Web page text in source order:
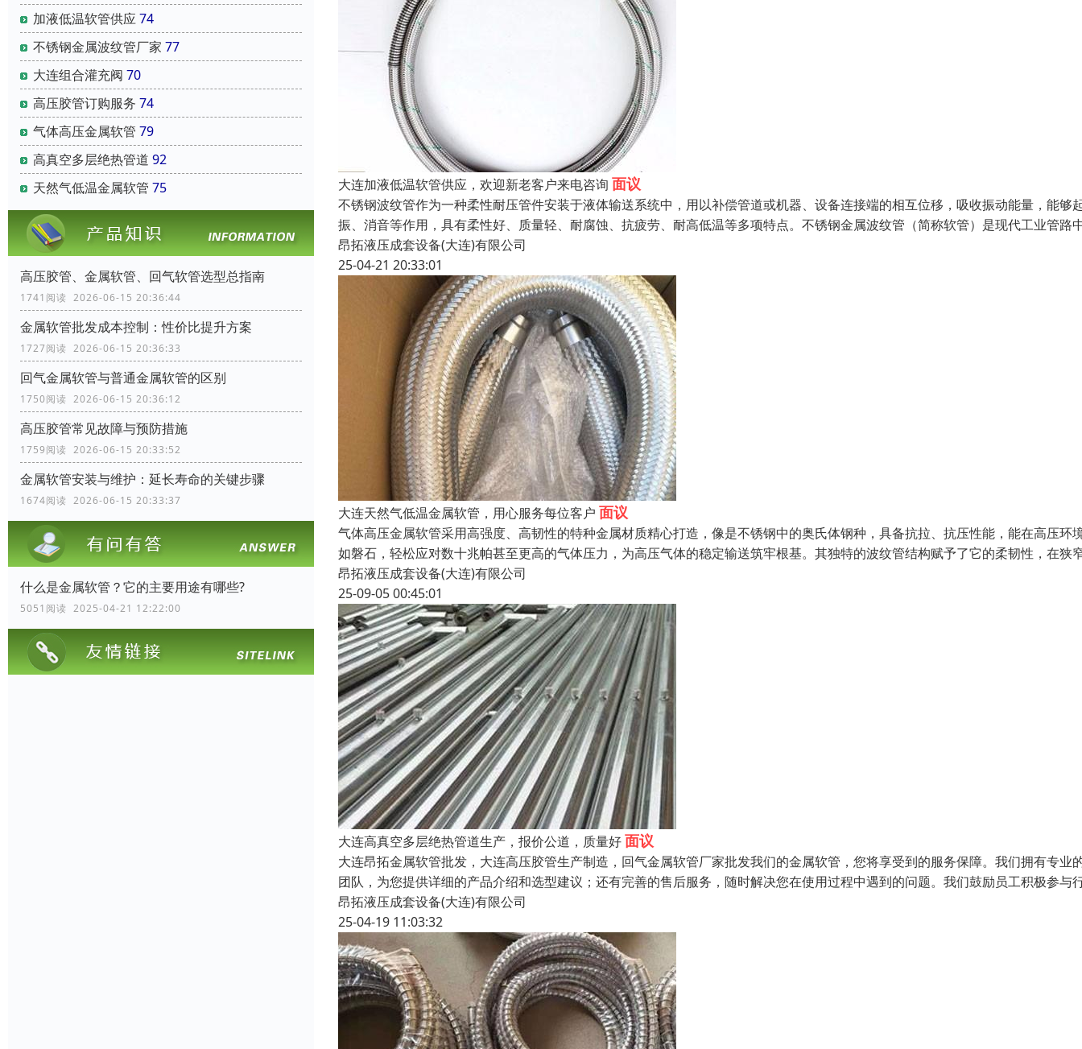
加液低温软管供应74
不锈钢金属波纹管厂家 77
大连组合灌充阀 70
高压胶管订购服务 74
气体高压金属软管 79
高真空多层绝热管道 92
天然气低温金属软管 75
高压胶管、金属软管、回气软管选型总指南
1741阅读 2026-06-15 20:36:44
金属软管批发成本控制：性价比提升方案
1727阅读 2026-06-15 20:36:33
回气金属软管与普通金属软管的区别
1750阅读 2026-06-15 20:36:12
高压胶管常见故障与预防措施
1759阅读 2026-06-15 20:33:52
金属软管安装与维护：延长寿命的关键步骤
1674阅读 2026-06-15 20:33:37
什么是金属软管？它的主要用途有哪些?
5051阅读 2025-04-21 12:22:00
大连加液低温软管供应，欢迎新老客户来电咨询 面议
不锈钢波纹管作为一种柔性耐压管件安装于液体输送系统中，用以补偿管道或机器、设备连接端的相互位移，吸收振动能量，能够
振、消音等作用，具有柔性好、质量轻、耐腐蚀、抗疲劳、耐高低温等多项特点。不锈钢金属波纹管（简称软管）是现代工业管路
昂拓液压成套设备(大连)有限公司
25-04-21 20:33:01
大连天然气低温金属软管，用心服务每位客户 面议
气体高压金属软管采用高强度、高韧性的特种金属材质精心打造，像是不锈钢中的奥氏体钢种，具备抗拉、抗压性能，能在高压环
如磐石，轻松应对数十兆帕甚至更高的气体压力，为高压气体的稳定输送筑牢根基。其独特的波纹管结构赋予了它的柔韧性，在狭
昂拓液压成套设备(大连)有限公司
25-09-05 00:45:01
大连高真空多层绝热管道生产，报价公道，质量好面议
大连昂拓金属软管批发，大连高压胶管生产制造，回气金属软管厂家批发我们的金属软管，您将享受到的服务保障。我们拥有专业
团队，为您提供详细的产品介绍和选型建议；还有完善的售后服务，随时解决您在使用过程中遇到的问题。我们鼓励员工积极参与
昂拓液压成套设备(大连)有限公司
25-04-19 11:03:32